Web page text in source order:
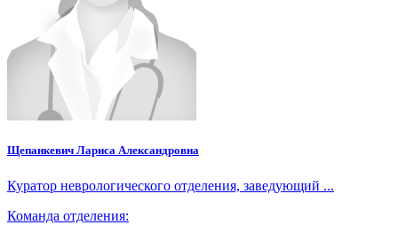
Щепанкевич Лариса Александровна
Куратор неврологического отделения, заведующий ...
Команда отделения: